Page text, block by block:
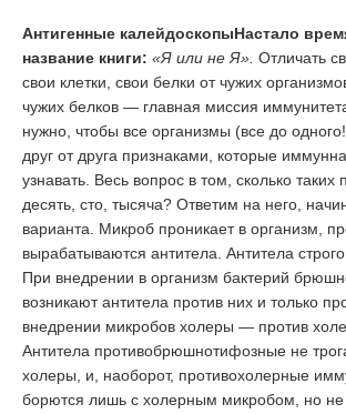
Антигенные калейдоскопыНастало
название книги: «Я или не Я». Отличать
свои клетки, свои белки от чужих
чужих белков — главная миссия
нужно, чтобы все организмы (все до
друг от друга признаками, которые
узнавать. Весь вопрос в том, сколько таких
десять, сто, тысяча? Ответим на него,
варианта. Микроб проникает в организм,
вырабатываются антитела. Антитела
При внедрении в организм бактерий
возникают антитела против них и только
внедрении микробов холеры — против
Антитела противобрюшнотифозные не
холеры, и, наоборот, противохолерные
борются лишь с холерным микробом, но